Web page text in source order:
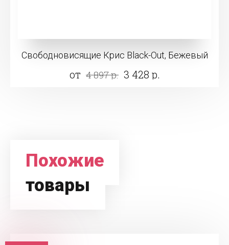
Свободновисящие Крис Black-Out, Бежевый
от 4 897 р. 3 428 р.
Похожие
товары